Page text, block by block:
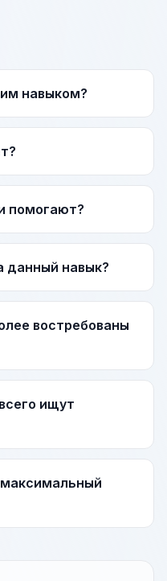
навыком?
помогают?
данный навык?
востребованы
ищут